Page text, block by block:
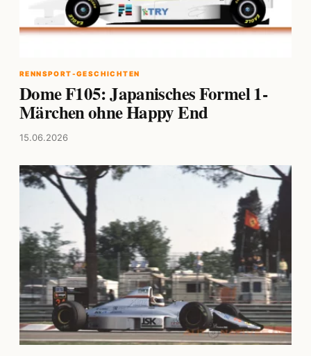
RENNSPORT-GESCHICHTEN
Dome F105: Japanisches Formel 1-
Märchen ohne Happy End
15.06.2026